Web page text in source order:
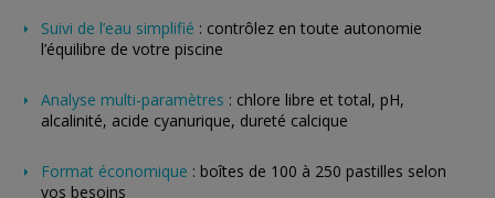
Suivi de l’eau simplifié : contrôlez en toute autonomie
l’équilibre de votre piscine
Analyse multi-paramètres : chlore libre et total, pH,
alcalinité, acide cyanurique, dureté calcique
Format économique : boîtes de 100 à 250 pastilles selon
vos besoins